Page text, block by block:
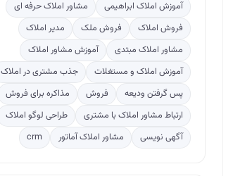
آموزش املاک ابراهیمی
مشاور املاک حرفه ای
فروش املاک
فروش ملک
مدیر املاک
مشاور املاک مبتدی
آموزش مشاور املاک
آموزش املاک و مستغلات
جذب مشتری در املاک
پس گرفتن ودیعه
فروش
مذاکره برای فروش
ارتباط مشاور املاک با مشتری
طراحی لوگو املاک
آگهی نویسی
مشاور املاک آماتور crm